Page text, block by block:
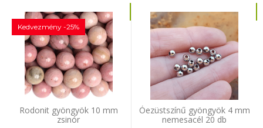
Rodonit gyöngyök 10 mm
zsinór
Kedvezmény -25%
Óezüstszínű gyöngyök 4 mm
nemesacél 20 db